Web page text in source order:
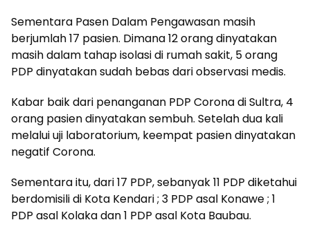
Sementara Pasen Dalam Pengawasan masih
berjumlah 17 pasien. Dimana 12 orang dinyatakan
masih dalam tahap isolasi di rumah sakit, 5 orang
PDP dinyatakan sudah bebas dari observasi medis.
Kabar baik dari penanganan PDP Corona di Sultra, 4
orang pasien dinyatakan sembuh. Setelah dua kali
melalui uji laboratorium, keempat pasien dinyatakan
negatif Corona.
Sementara itu, dari 17 PDP, sebanyak 11 PDP diketahui
berdomisili di Kota Kendari ; 3 PDP asal Konawe ; 1
PDP asal Kolaka dan 1 PDP asal Kota Baubau.